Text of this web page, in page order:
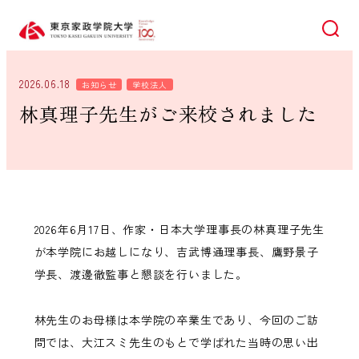
検索
2026.06.18 お知らせ 学校法人
林真理子先生がご来校されました
2026年6月17日、作家・日本大学理事長の林真理子先生
が本学院にお越しになり、吉武博通理事長、鷹野景子
学長、渡邊徹監事と懇談を行いました。
林先生のお母様は本学院の卒業生であり、今回のご訪
問では、大江スミ先生のもとで学ばれた当時の思い出